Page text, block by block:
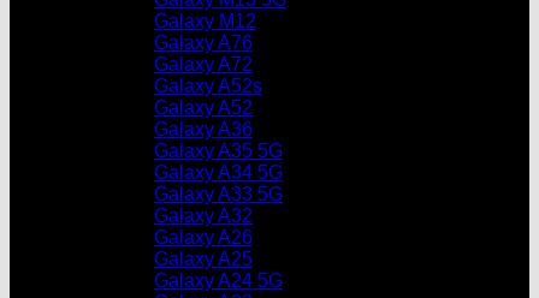
Galaxy M12
Galaxy A76
Galaxy A72
Galaxy A52s
Galaxy A52
Galaxy A36
Galaxy A35 5G
Galaxy A34 5G
Galaxy A33 5G
Galaxy A32
Galaxy A26
Galaxy A25
Galaxy A24 5G